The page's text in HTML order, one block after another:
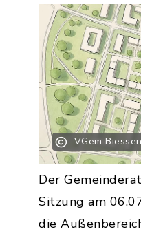
VGem
Der
Sitzung am
die